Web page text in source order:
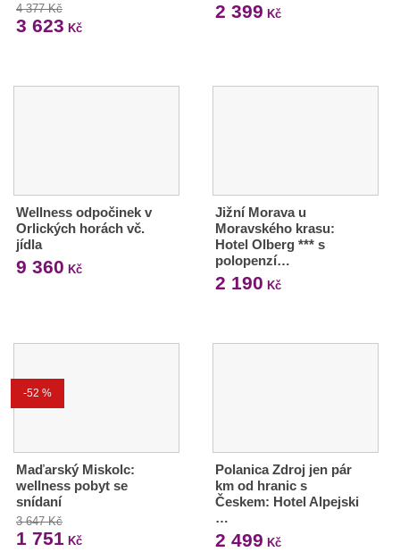
4 377 Kč
3 623 Kč
2 399 Kč
Wellness odpočinek v
Orlických horách vč.
jídla
9 360 Kč
Jižní Morava u
Moravského krasu:
Hotel Olberg *** s
polopenzí…
2 190 Kč
-52 %
Maďarský Miskolc:
wellness pobyt se
snídaní
3 647 Kč
1 751 Kč
Polanica Zdroj jen pár
km od hranic s
Českem: Hotel Alpejski
…
2 499 Kč